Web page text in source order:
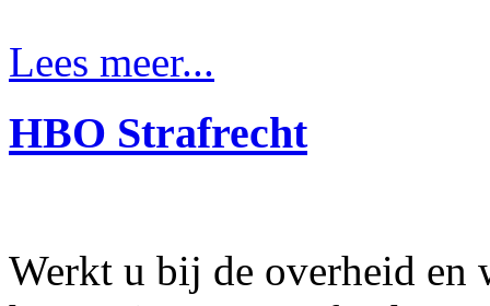
Lees meer...
HBO Strafrecht
Werkt u bij de overheid